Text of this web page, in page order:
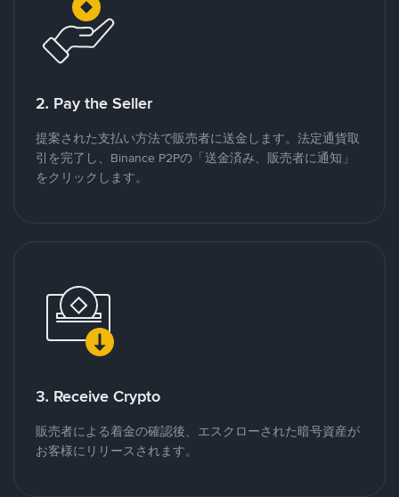
2. Pay the Seller
提案された支払い方法で販売者に送金します。法定通貨取
引を完了し、Binance P2Pの「送金済み、販売者に通知」
をクリックします。
3. Receive Crypto
販売者による着金の確認後、エスクローされた暗号資産が
お客様にリリースされます。